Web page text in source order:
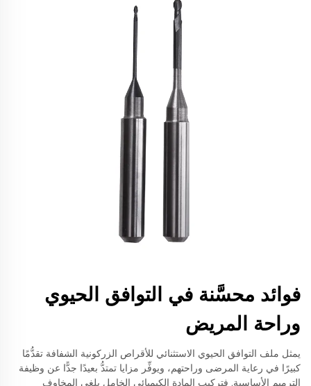
فوائد محسَّنة في التوافق الحيوي
وراحة المريض
يمثل ملف التوافق الحيوي الاستثنائي للأقراص الزركونية الشفافة تقدُّمًا
كبيرًا في رعاية المرضى وراحتهم، ويوفِّر مزايا تمتدُّ بعيدًا جدًّا عن وظيفة
الترميم الأساسية. فتركيب المادة الكيميائي الخامل يلغي المخاوف